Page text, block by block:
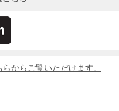
からご覧いただけます。